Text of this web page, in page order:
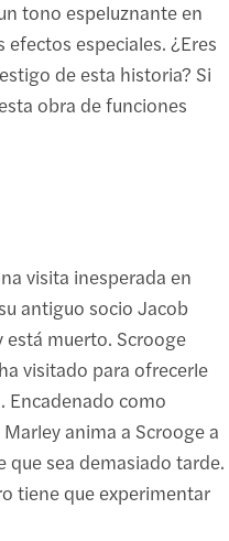
tono espeluznante en
especiales. ¿Eres
de esta historia? Si
obra de funciones
visita inesperada en
antiguo socio Jacob
está muerto. Scrooge
visitado para ofrecerle
Encadenado como
anima a Scrooge a
que sea demasiado tarde.
tiene que experimentar